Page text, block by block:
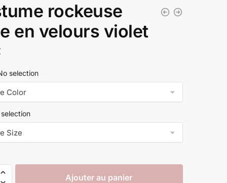
rockeuse
en velours violet
selection
Ajouter au panier